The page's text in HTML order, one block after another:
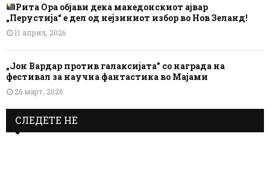
Рита Ора објави дека македонскиот ајвар
„Перустија“ е дел од нејзиниот избор во Нов Зеланд!
11 април, 2026
„Јон Вардар против галаксијата” со награда на
фестивал за научна фантастика во Мајами
26 март, 2026
СЛЕДЕТЕ НЕ